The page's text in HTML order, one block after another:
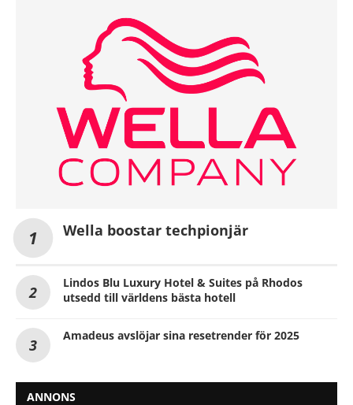
Wella boostar techpionjär
Lindos Blu Luxury Hotel & Suites på Rhodos
utsedd till världens bästa hotell
Amadeus avslöjar sina resetrender för 2025
ANNONS